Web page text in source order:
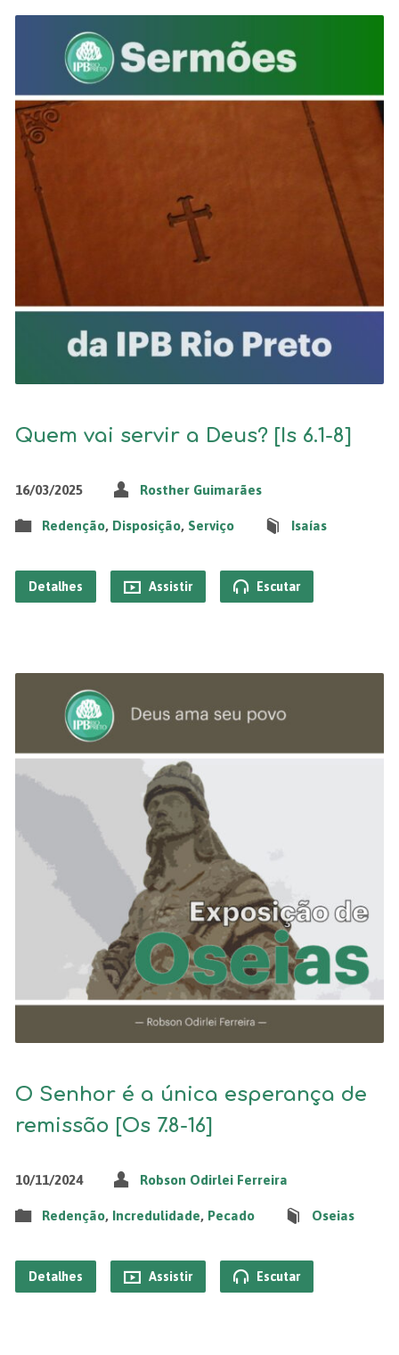
Quem vai servir a Deus? [Is 6.1-8]
16/03/2025 Rosther Guimarães
Redenção, Disposição, Serviço Isaías
Detalhes Assistir Escutar
O Senhor é a única esperança de
remissão [Os 7.8-16]
10/11/2024 Robson Odirlei Ferreira
Redenção, Incredulidade, Pecado Oseias
Detalhes Assistir Escutar